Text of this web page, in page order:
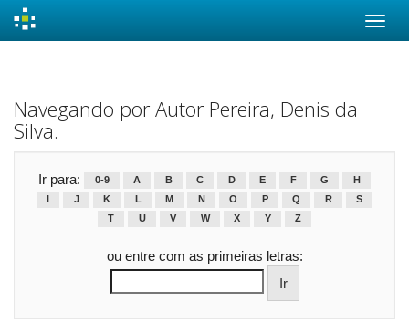
Navegando por Autor Pereira, Denis da
Silva.
Ir para: 0-9 A B C D E F G
H
J K L M N O P Q R
S
T
U V W X Y Z
ou entre com as primeiras letras: